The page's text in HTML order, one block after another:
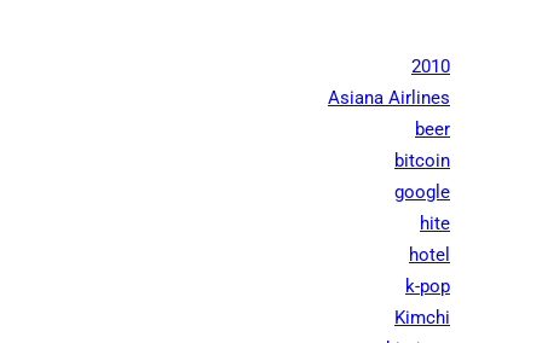
2010
Asiana Airlines
beer
bitcoin
google
hite
hotel
k-pop
Kimchi